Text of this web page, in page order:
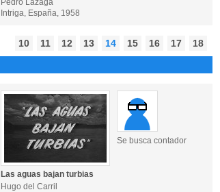
Pedro Lazaga
Intriga, España, 1958
10 11 12 13 14 15 16 17 18
Se busca contador
Las aguas bajan turbias
Hugo del Carril